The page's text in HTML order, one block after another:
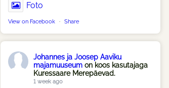
Foto
View on Facebook · Share
Johannes ja Joosep Aaviku
majamuuseum on koos kasutajaga
Kuressaare Merepäevad.
1 week ago